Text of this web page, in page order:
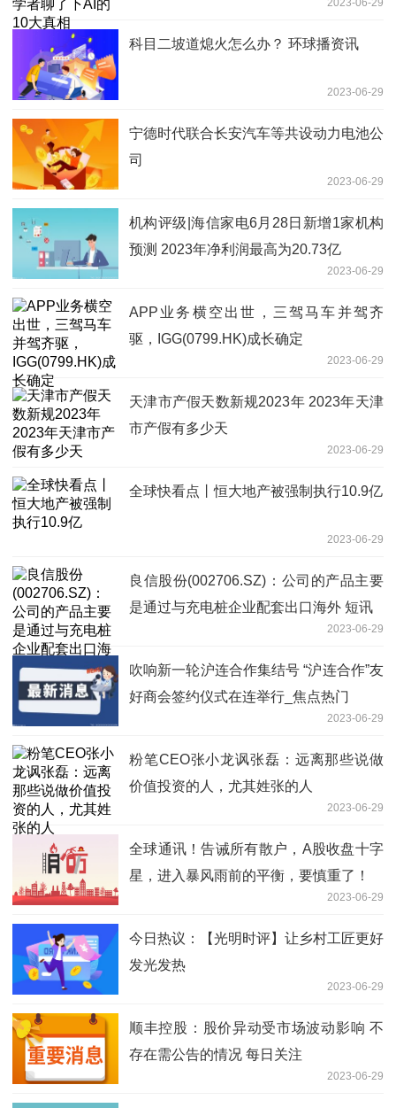
科目二坡道熄火怎么办？ 环球播资讯
2023-06-29
宁德时代联合长安汽车等共设动力电池公
司
2023-06-29
机构评级|海信家电6月28日新增1家机构
预测 2023年净利润最高为20.73亿
2023-06-29
APP业务横空出世，三驾马车并驾齐
驱，IGG(0799.HK)成长确定
2023-06-29
天津市产假天数新规2023年 2023年天津
市产假有多少天
2023-06-29
全球快看点丨恒大地产被强制执行10.9亿
2023-06-29
良信股份(002706.SZ)：公司的产品主要
是通过与充电桩企业配套出口海外 短讯
2023-06-29
吹响新一轮沪连合作集结号 “沪连合作”友
好商会签约仪式在连举行_焦点热门
2023-06-29
粉笔CEO张小龙讽张磊：远离那些说做
价值投资的人，尤其姓张的人
2023-06-29
全球通讯！告诫所有散户，A股收盘十字
星，进入暴风雨前的平衡，要慎重了！
2023-06-29
今日热议：【光明时评】让乡村工匠更好
发光发热
2023-06-29
顺丰控股：股价异动受市场波动影响 不
存在需公告的情况 每日关注
2023-06-29